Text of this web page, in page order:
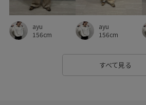
ayu
156cm
ayu
156cm
すべて見る